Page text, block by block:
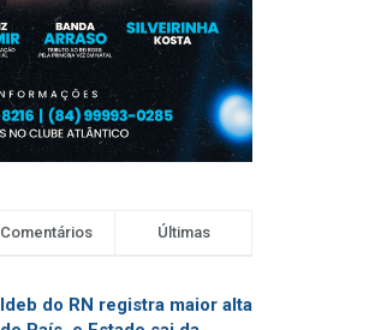
Comentários Últimas
Ideb do RN registra maior alta